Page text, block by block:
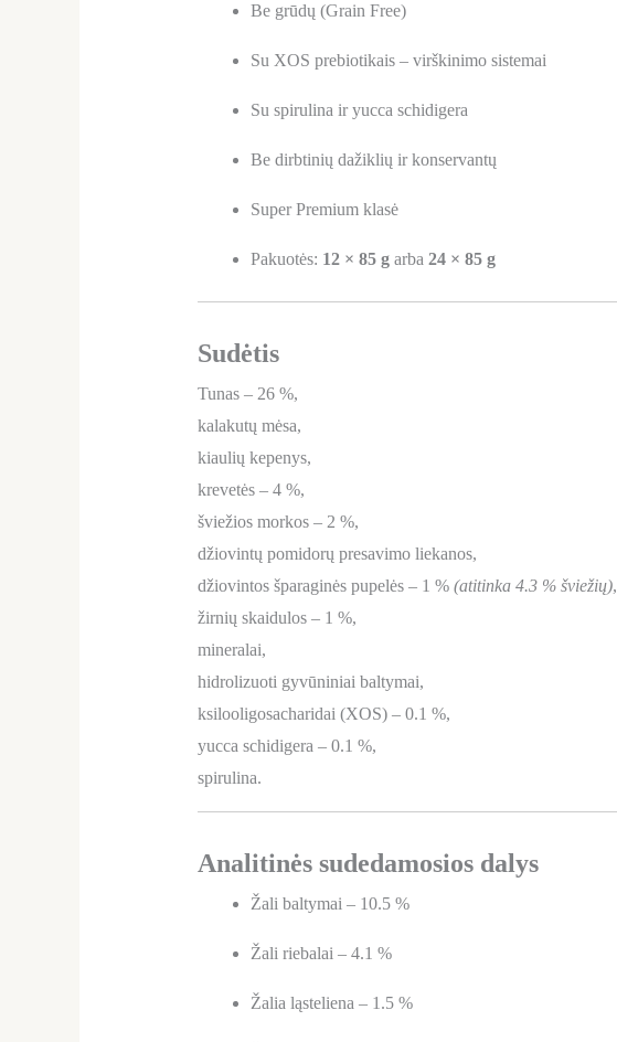
Be grūdų (Grain Free)
Su XOS prebiotikais – virškinimo sistemai
Su spirulina ir yucca schidigera
Be dirbtinių dažiklių ir konservantų
Super Premium klasė
Pakuotės: 12 × 85 garba 24 × 85 g
Sudėtis
Tunas – 26 %,
kalakutų mėsa,
kiaulių kepenys,
krevetės – 4 %,
šviežios morkos – 2 %,
džiovintų pomidorų presavimo liekanos,
džiovintos šparaginės pupelės – 1 % (atitinka 4.3 % šviežių),
žirnių skaidulos – 1 %,
mineralai,
hidrolizuoti gyvūniniai baltymai,
ksilooligosacharidai (XOS) – 0.1 %,
yucca schidigera – 0.1 %,
spirulina.
Analitinės sudedamosios dalys
Žali baltymai – 10.5 %
Žali riebalai – 4.1 %
Žalia ląsteliena – 1.5 %